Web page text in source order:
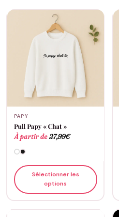
PAPY
Pull Papy « Chat »
À partir de27,99€
Sélectionner les
options